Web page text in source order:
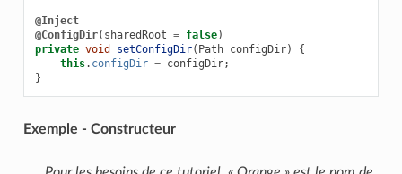
@Inject
@ConfigDir( sharedRoot = false)
private void setConfigDir( Path configDir)
{
this. configDir = configDir;
}
Exemple - Constructeur